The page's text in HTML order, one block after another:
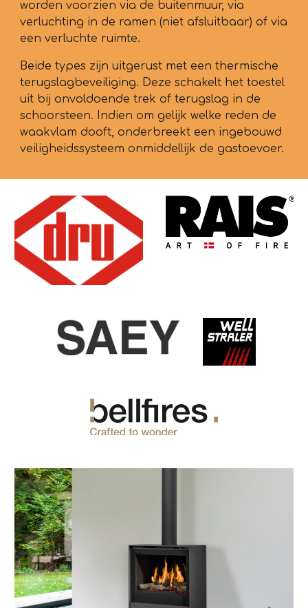
worden voorzien via de buitenmuur, via
verluchting in de ramen (niet afsluitbaar) of via
een verluchte ruimte.
Beide types zijn uitgerust met een thermische
terugslagbeveiliging. Deze schakelt het toestel
uit bij onvoldoende trek of terugslag in de
schoorsteen. Indien om gelijk welke reden de
waakvlam dooft, onderbreekt een ingebouwd
veiligheidssysteem onmiddellijk de gastoevoer.